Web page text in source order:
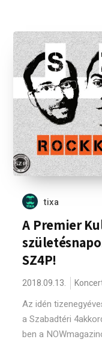
tixa
A Premier
SZ4P!
2018.09.13.
Az idén
a Szabadtéri
ben a